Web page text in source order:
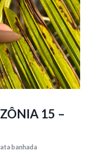
15 –
banhada